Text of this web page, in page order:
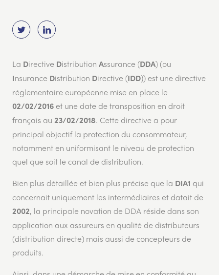
La Directive Distribution Assurance ( DDA) (ou
Insurance Distribution Directive ( IDD)) est une directive
réglementaire européenne mise en place le
02/02/2016 et une date de transposition en droit
français au 23/02/2018. Cette directive a pour
principal objectif la protection du consommateur,
notamment en uniformisant le niveau de protection
quel que soit le canal de distribution.
Bien plus détaillée et bien plus précise que la DIA1 qui
concernait uniquement les intermédiaires et datait de
2002, la principale novation de DDA réside dans son
application aux assureurs en qualité de distributeurs
(distribution directe) mais aussi de concepteurs de
produits.